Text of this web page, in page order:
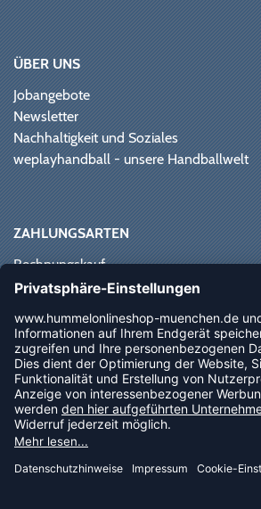
ÜBER UNS
Jobangebote
Newsletter
Nachhaltigkeit und Soziales
weplayhandball - unsere Handballwelt
ZAHLUNGSARTEN
Rechnungskauf
Paypal
Vorkasse
Sofortüberweisung
NEWSLETTER